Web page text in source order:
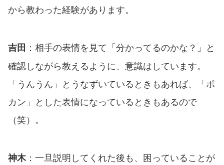
から教わった経験があります。
吉田 ：相手の表情を見て「分かってるのかな？」と
確認しながら教えるように、意識はしています。
「うんうん」とうなずいているときもあれば、「ポ
カン」とした表情になっているときもあるので
（笑）。
神木：一旦説明してくれた後も、困っていることが